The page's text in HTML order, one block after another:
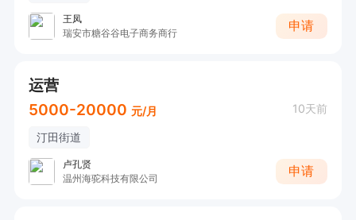
王凤
瑞安市糖谷谷电子商务商行
申请
运营
5000-20000 元/月 10天前
汀田街道
卢孔贤
温州海驼科技有限公司
申请